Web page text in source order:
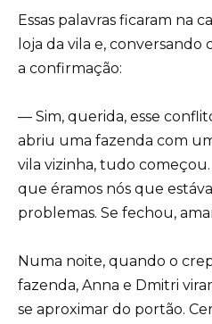
Essas palavras ficaram na
loja da vila e,
a confirmação:
— Sim, querida, esse
abriu uma fazenda com
vila vizinha, tudo
que éramos nós que
problemas. Se fechou,
Numa noite, quando o
fazenda, Anna e Dmitri
se aproximar do portão.